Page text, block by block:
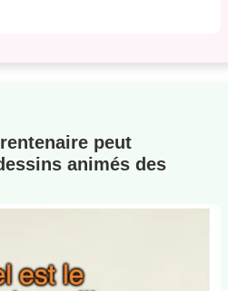
peut
animés des